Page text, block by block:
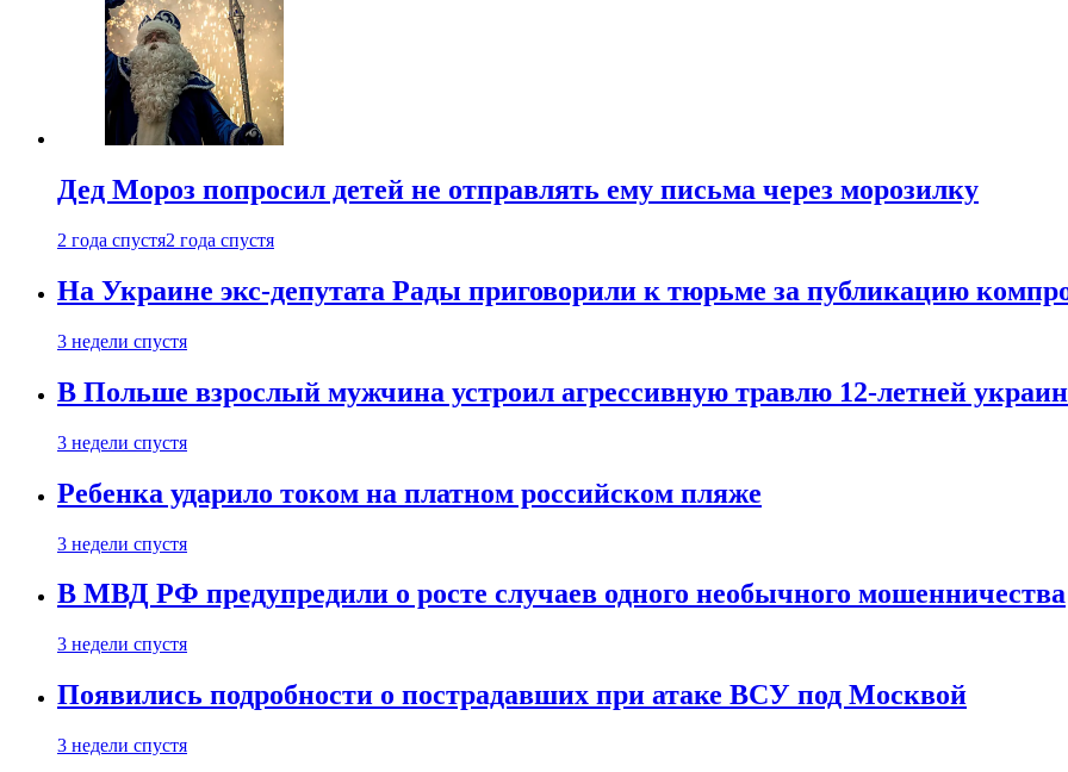
Дед Мороз попросил детей не отправлять ему письма через морозилку
2 года спустя2 года спустя
На Украине экс-депутата Рады приговорили к тюрьме за публикацию
3 недели спустя
В Польше взрослый мужчина устроил агрессивную травлю 12-летней
3 недели спустя
Ребенка ударило током на платном российском пляже
3 недели спустя
В МВД РФ предупредили о росте случаев одного необычного мошенничества
3 недели спустя
Появились подробности о пострадавших при атаке ВСУ под Москвой
3 недели спустя